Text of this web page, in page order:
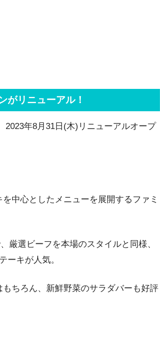
がリニューアル！
2023年8月31日(木)リニューアルオープ
中心としたメニューを展開するファミ
厳選ビーフを本場のスタイルと同様、
ーキが人気。
ちろん、新鮮野菜のサラダバーも好評